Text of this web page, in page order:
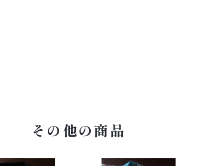
その他の商品